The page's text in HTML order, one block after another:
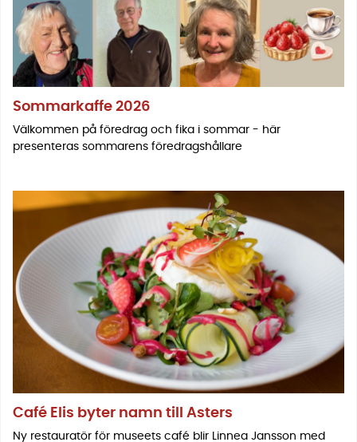
Sommarkaffe 2026
Välkommen på föredrag och fika i sommar - här
presenteras sommarens föredragshållare
Café Elis byter namn till Asters
Ny restauratör för museets café blir Linnea Jansson med